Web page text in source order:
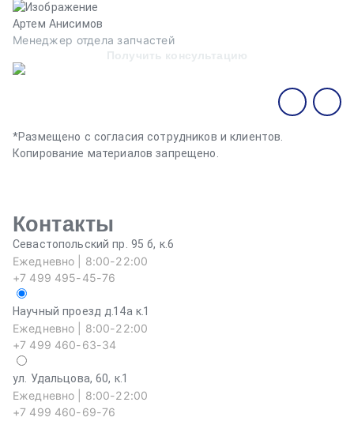
Артем Анисимов
Менеджер отдела запчастей
Получить консультацию
*Размещено с согласия сотрудников и клиентов.
Копирование материалов запрещено.
Контакты
Севастопольский пр. 95 б, к.6
Ежедневно | 8:00-22:00
+7 499 495-45-76
Научный проезд д.14а к.1
Ежедневно | 8:00-22:00
+7 499 460-63-34
ул. Удальцова, 60, к.1
Ежедневно | 8:00-22:00
+7 499 460-69-76